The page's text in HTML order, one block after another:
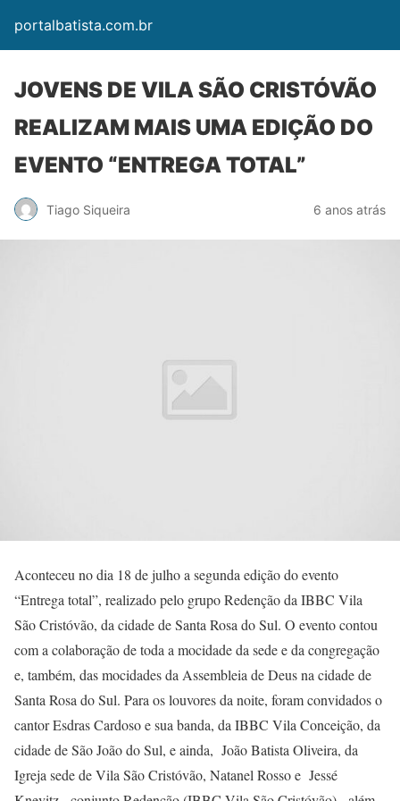
portalbatista.com.br
JOVENS DE VILA SÃO CRISTÓVÃO
REALIZAM MAIS UMA EDIÇÃO DO
EVENTO “ENTREGA TOTAL”
Tiago Siqueira 6 anos atrás
Aconteceu no dia 18 de julho a segunda edição do evento
“Entrega total”, realizado pelo grupo Redenção da IBBC Vila
São Cristóvão, da cidade de Santa Rosa do Sul. O evento contou
com a colaboração de toda a mocidade da sede e da congregação
e, também, das mocidades da Assembleia de Deus na cidade de
Santa Rosa do Sul. Para os louvores da noite, foram convidados o
cantor Esdras Cardoso e sua banda, da IBBC Vila Conceição, da
cidade de São João do Sul, e ainda, João Batista Oliveira, da
Igreja sede de Vila São Cristóvão, Natanel Rosso e Jessé